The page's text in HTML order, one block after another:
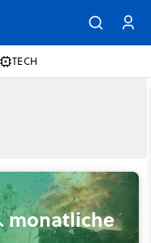
TECH
monatliche